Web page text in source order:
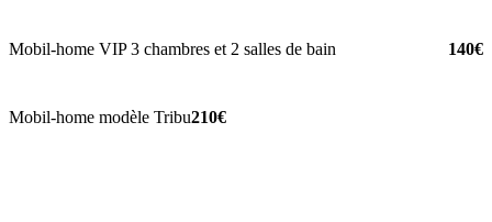
Mobil-home VIP 3 chambres et 2 salles de bain 140€
Mobil-home modèle Tribu210€